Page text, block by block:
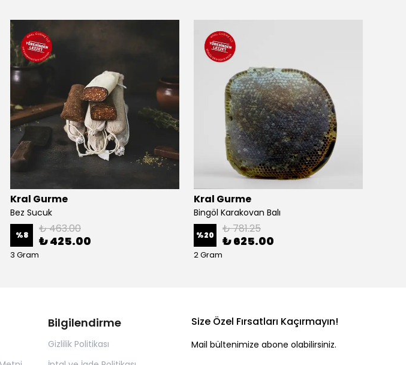
Kral Gurme
Bez Sucuk
%8 ₺ 463.00
₺ 425.00
3 Gram
Kral Gurme
Bingöl Karakovan Balı
%20 ₺ 781.25
₺ 625.00
2 Gram
Bilgilendirme
Gizlilik Politikası
Size Özel Fırsatları Kaçırmayın!
Mail bültenimize abone olabilirsiniz.